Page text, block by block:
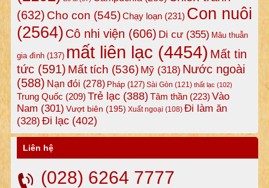
(632) Cho con (545)Chạy loạn(231) Con nuôi
(2564) Cô nhi viện (606) Di cư(355) Mâu thuẫn
gia đình(137) mất liên lạc (4454) Mất tin
tức(591) Mất tích (536) Mỹ(318) Nước ngoài
(588) Nạn đói (278) Pháp(127) Sài Gòn (121) thất lạc (102)
Trung Quốc (209) Trẻ lạc(388) Tâm thần(223) Vào
Nam (301) Vượt biên (195) Xuất ngoại (108) Đi làm ăn
(328) Đi lạc(402)
Liên hệ
(028) 6264 7777